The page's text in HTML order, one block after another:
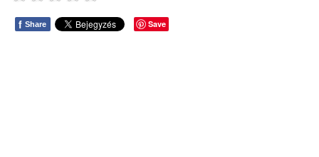
f Share Save